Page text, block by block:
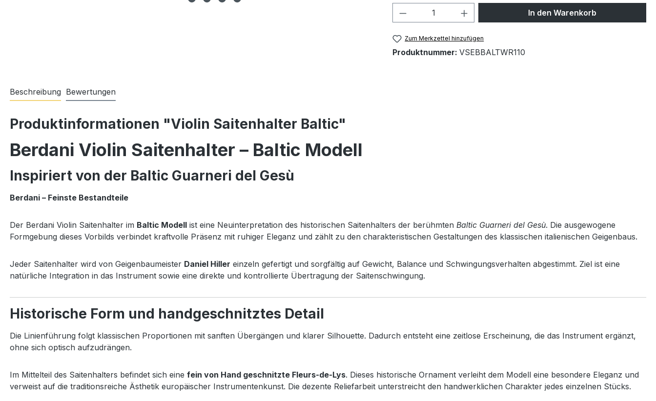
Produkt Anzahl: Gib den gewünschten Wert
In den Warenkorb
Zum Merkzettel hinzufügen
Produktnummer: VSEBBALTWR110
Beschreibung Bewertungen
Produktinformationen "Violin Saitenhalter Baltic"
Berdani Violin Saitenhalter – Baltic Modell
Inspiriert von der Baltic Guarneri del Gesù
Berdani – Feinste Bestandteile
Der Berdani Violin Saitenhalter im Baltic Modell ist eine Neuinterpretation des historischen Saitenhalters der berühmten Baltic Guarneri del Gesù. Die ausgewogene
Formgebung dieses Vorbilds verbindet kraftvolle Präsenz mit ruhiger Eleganz und zählt zu den charakteristischen Gestaltungen des klassischen italienischen Geigenbaus.
Jeder Saitenhalter wird von Geigenbaumeister Daniel Hiller einzeln gefertigt und sorgfältig auf Gewicht, Balance und Schwingungsverhalten abgestimmt. Ziel ist eine
natürliche Integration in das Instrument sowie eine direkte und kontrollierte Übertragung der Saitenschwingung.
Historische Form und handgeschnitztes Detail
Die Linienführung folgt klassischen Proportionen mit sanften Übergängen und klarer Silhouette. Dadurch entsteht eine zeitlose Erscheinung, die das Instrument ergänzt,
ohne sich optisch aufzudrängen.
Im Mittelteil des Saitenhalters befindet sich eine fein von Hand geschnitzte Fleurs-de-Lys. Dieses historische Ornament verleiht dem Modell eine besondere Eleganz und
verweist auf die traditionsreiche Ästhetik europäischer Instrumentenkunst. Die dezente Reliefarbeit unterstreicht den handwerklichen Charakter jedes einzelnen Stücks.